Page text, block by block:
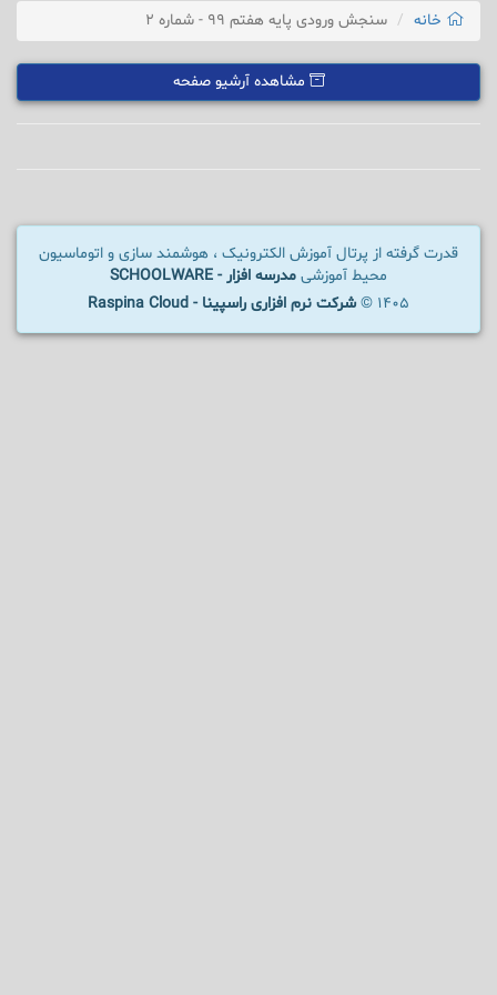
خانه سنجش ورودی پایه هفتم 99 - شماره 2
مشاهده آرشیو صفحه
قدرت گرفته از پرتال آموزش الکترونیک ، هوشمند سازی و اتوماسیون
محیط آموزشی مدرسه افزار - SCHOOLWARE
1405 ©
شرکت نرم افزاری راسپینا - Raspina Cloud